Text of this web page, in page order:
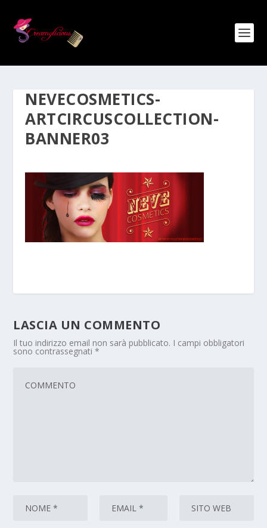
NEVECOSMETICS-
ARTCIRCUSCOLLECTION-
BANNER03
LASCIA UN COMMENTO
Il tuo indirizzo email non sarà pubblicato. I campi obbligatori
sono contrassegnati*